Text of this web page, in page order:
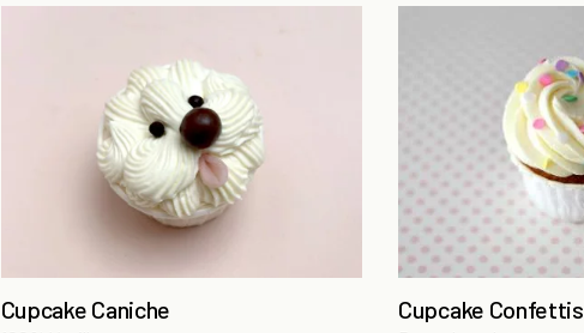
Cupcake Caniche Cupcake Confettis